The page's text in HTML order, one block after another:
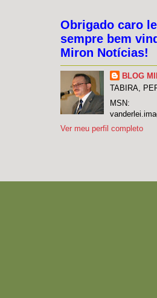
Obrigado caro
sempre bem
Miron Notícias!
BLOG
TABIRA,
MSN:
Ver meu perfil completo